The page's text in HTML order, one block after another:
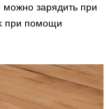
зарядить при
при помощи